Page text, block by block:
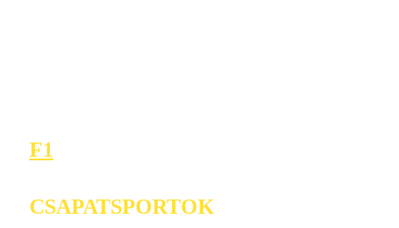
F1
CSAPATSPORTOK